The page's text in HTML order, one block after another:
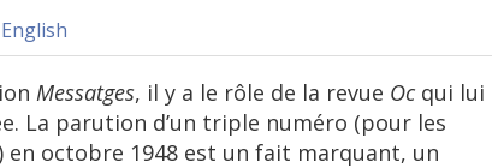
English
Messatges, il y a le rôle de la revue Ocqui lui
La parution d’un triple numéro (pour les
en octobre 1948 est un fait marquant, un